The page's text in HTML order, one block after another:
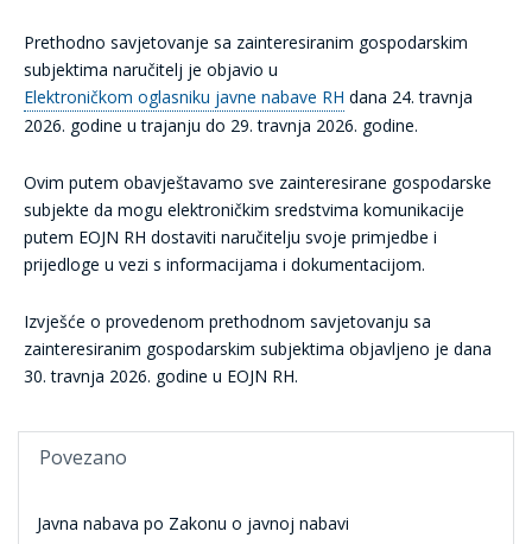
Prethodno savjetovanje sa zainteresiranim gospodarskim
subjektima naručitelj je objavio u
Elektroničkom oglasniku javne nabave RH dana 24. travnja
2026. godine u trajanju do 29. travnja 2026. godine.
Ovim putem obavještavamo sve zainteresirane gospodarske
subjekte da mogu elektroničkim sredstvima komunikacije
putem EOJN RH dostaviti naručitelju svoje primjedbe i
prijedloge u vezi s informacijama i dokumentacijom.
Izvješće o provedenom prethodnom savjetovanju sa
zainteresiranim gospodarskim subjektima objavljeno je dana
30. travnja 2026. godine u EOJN RH.
Povezano
Javna nabava po Zakonu o javnoj nabavi